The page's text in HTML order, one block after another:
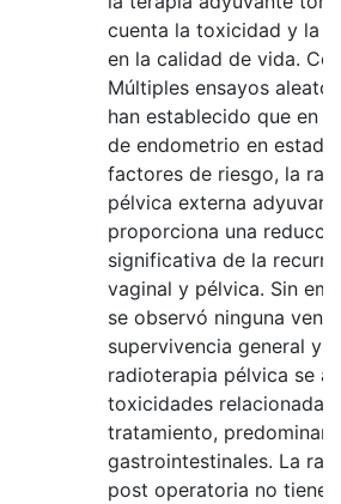
cuenta la toxicidad y la
en la calidad de vida.
Múltiples ensayos
han establecido que en
de endometrio en
factores de riesgo, la
pélvica externa
proporciona una
significativa de la
vaginal y pélvica. Sin
se observó ninguna
supervivencia general y
radioterapia pélvica se
toxicidades relacionadas
tratamiento,
gastrointestinales. La
post operatoria no tiene